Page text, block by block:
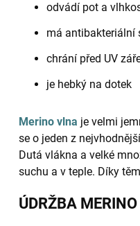
odvádí pot a
má antibakteriální
chrání před UV
je hebký na dotek
Merino vlna je velmi
se o jeden z
Dutá vlákna a velké
suchu a v teple. Díky
ÚDRŽBA